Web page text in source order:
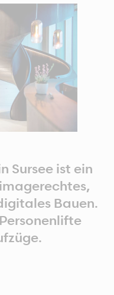
Sursee ist ein
Bauen.